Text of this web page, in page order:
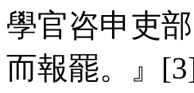
學官咨申吏
而報罷。』